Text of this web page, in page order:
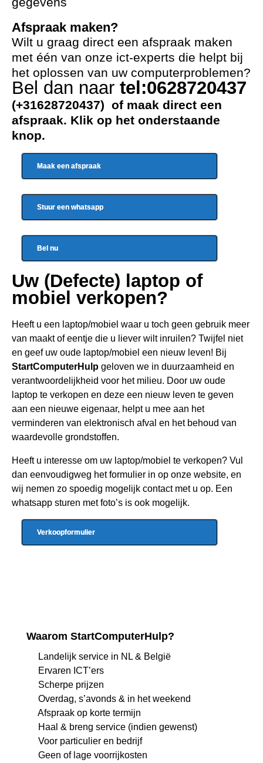
Afspraak maken?
Wilt u graag direct een afspraak maken
met één van onze ict-experts die helpt bij
het oplossen van uw computerproblemen?
Bel dan naar tel:0628720437
(+31628720437) of maak direct een
afspraak. Klik op het onderstaande
knop.
Maak een afspraak
Stuur een whatsapp
Bel nu
Uw (Defecte) laptop of
mobiel verkopen?
Heeft u een laptop/mobiel waar u toch geen gebruik meer
van maakt of eentje die u liever wilt inruilen? Twijfel niet
en geef uw oude laptop/mobiel een nieuw leven! Bij
StartComputerHulp geloven we in duurzaamheid en
verantwoordelijkheid voor het milieu. Door uw oude
laptop te verkopen en deze een nieuw leven te geven
aan een nieuwe eigenaar, helpt u mee aan het
verminderen van elektronisch afval en het behoud van
waardevolle grondstoffen.
Heeft u interesse om uw laptop/mobiel te verkopen? Vul
dan eenvoudigweg het formulier in op onze website, en
wij nemen zo spoedig mogelijk contact met u op. Een
whatsapp sturen met foto’s is ook mogelijk.
Verkoopformulier
Waarom StartComputerHulp?
Landelijk service in NL & België
Ervaren ICT’ers
Scherpe prijzen
Overdag, s’avonds & in het weekend
Afspraak op korte termijn
Haal & breng service (indien gewenst)
Voor particulier en bedrijf
Geen of lage voorrijkosten